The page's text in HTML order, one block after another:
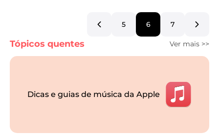
5 6 7
Tópicos quentes Ver mais >>
Dicas e guias de música da Apple